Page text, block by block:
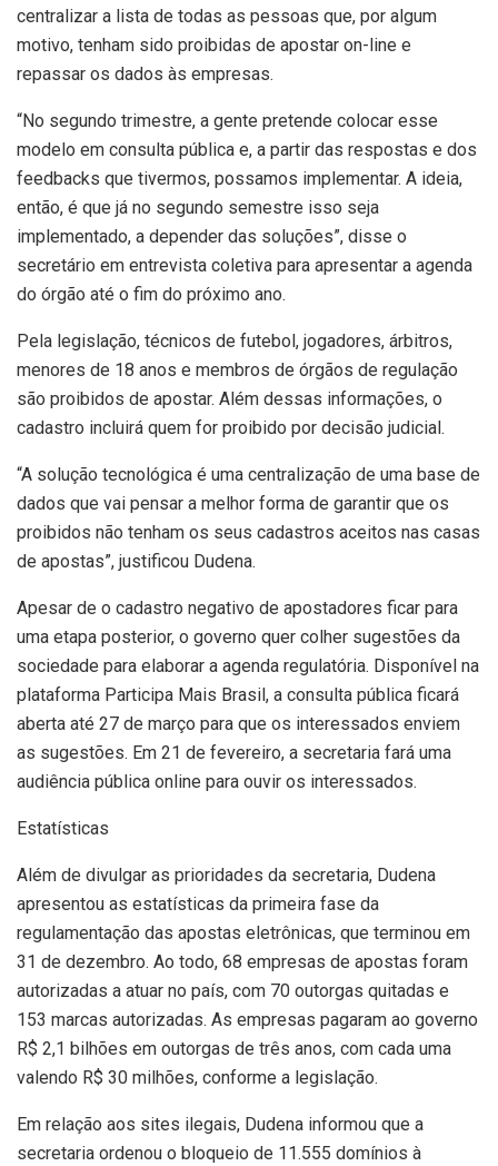
centralizar a lista de todas as pessoas que, por algum
motivo, tenham sido proibidas de apostar on-line e
repassar os dados às empresas.
“No segundo trimestre, a gente pretende colocar esse
modelo em consulta pública e, a partir das respostas e dos
feedbacks que tivermos, possamos implementar. A ideia,
então, é que já no segundo semestre isso seja
implementado, a depender das soluções”, disse o
secretário em entrevista coletiva para apresentar a agenda
do órgão até o fim do próximo ano.
Pela legislação, técnicos de futebol, jogadores, árbitros,
menores de 18 anos e membros de órgãos de regulação
são proibidos de apostar. Além dessas informações, o
cadastro incluirá quem for proibido por decisão judicial.
“A solução tecnológica é uma centralização de uma base de
dados que vai pensar a melhor forma de garantir que os
proibidos não tenham os seus cadastros aceitos nas casas
de apostas”, justificou Dudena.
Apesar de o cadastro negativo de apostadores ficar para
uma etapa posterior, o governo quer colher sugestões da
sociedade para elaborar a agenda regulatória. Disponível na
plataforma Participa Mais Brasil, a consulta pública ficará
aberta até 27 de março para que os interessados enviem
as sugestões. Em 21 de fevereiro, a secretaria fará uma
audiência pública online para ouvir os interessados.
Estatísticas
Além de divulgar as prioridades da secretaria, Dudena
apresentou as estatísticas da primeira fase da
regulamentação das apostas eletrônicas, que terminou em
31 de dezembro. Ao todo, 68 empresas de apostas foram
autorizadas a atuar no país, com 70 outorgas quitadas e
153 marcas autorizadas. As empresas pagaram ao governo
R$ 2,1 bilhões em outorgas de três anos, com cada uma
valendo R$ 30 milhões, conforme a legislação.
Em relação aos sites ilegais, Dudena informou que a
secretaria ordenou o bloqueio de 11.555 domínios à